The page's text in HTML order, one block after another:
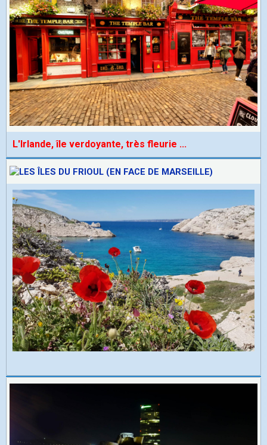
L'Irlande, île verdoyante, très fleurie ...